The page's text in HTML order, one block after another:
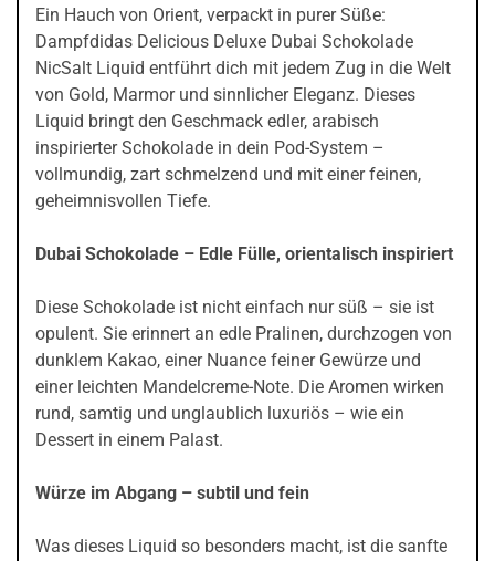
Ein Hauch von Orient, verpackt in purer Süße:
Dampfdidas Delicious Deluxe Dubai Schokolade
NicSalt Liquid entführt dich mit jedem Zug in die Welt
von Gold, Marmor und sinnlicher Eleganz. Dieses
Liquid bringt den Geschmack edler, arabisch
inspirierter Schokolade in dein Pod-System –
vollmundig, zart schmelzend und mit einer feinen,
geheimnisvollen Tiefe.
Dubai Schokolade – Edle Fülle, orientalisch inspiriert
Diese Schokolade ist nicht einfach nur süß – sie ist
opulent. Sie erinnert an edle Pralinen, durchzogen von
dunklem Kakao, einer Nuance feiner Gewürze und
einer leichten Mandelcreme-Note. Die Aromen wirken
rund, samtig und unglaublich luxuriös – wie ein
Dessert in einem Palast.
Würze im Abgang – subtil und fein
Was dieses Liquid so besonders macht, ist die sanfte